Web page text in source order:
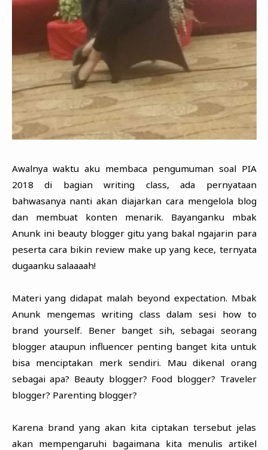
Awalnya waktu aku membaca pengumuman soal PIA
2018 di bagian writing class, ada pernyataan
bahwasanya nanti akan diajarkan cara mengelola blog
dan membuat konten menarik. Bayanganku mbak
Anunk ini beauty blogger gitu yang bakal ngajarin para
peserta cara bikin review make up yang kece, ternyata
dugaanku salaaaah!
Materi yang didapat malah beyond expectation. Mbak
Anunk mengemas writing class dalam sesi how to
brand yourself. Bener banget sih, sebagai seorang
blogger ataupun influencer penting banget kita untuk
bisa menciptakan merk sendiri. Mau dikenal orang
sebagai apa? Beauty blogger? Food blogger? Traveler
blogger? Parenting blogger?
Karena brand yang akan kita ciptakan tersebut jelas
akan mempengaruhi bagaimana kita menulis artikel